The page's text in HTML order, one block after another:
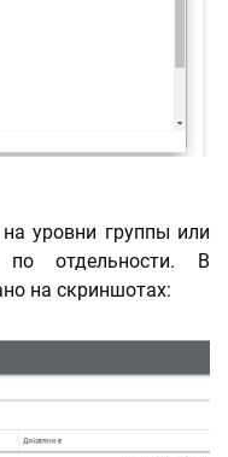
уровни группы или
отдельности. В
на скриншотах: